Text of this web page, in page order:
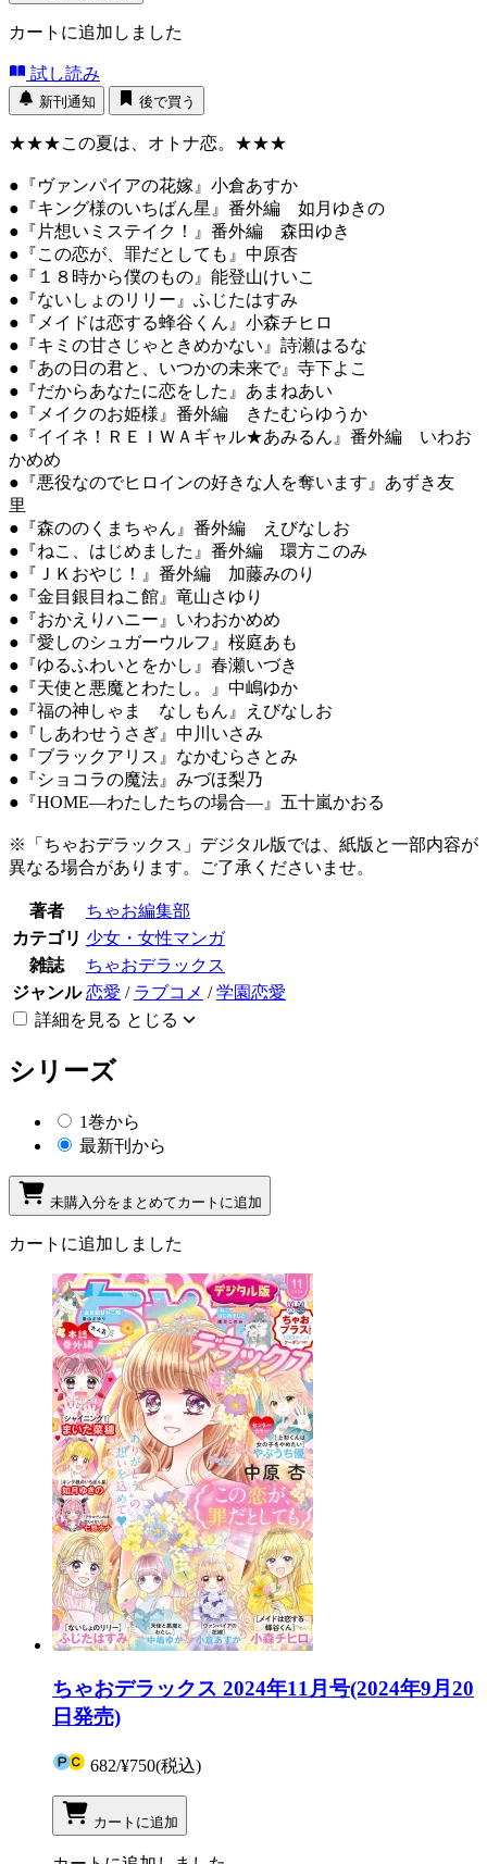
カートに追加しました
試し読み
新刊通知 後で買う
★★★この夏は、オトナ恋。★★★
●『ヴァンパイアの花嫁』小倉あすか
●『キング様のいちばん星』番外編 如月ゆきの
●『片想いミステイク！』番外編 森田ゆき
●『この恋が、罪だとしても』中原杏
●『１８時から僕のもの』能登山けいこ
●『ないしょのリリー』ふじたはすみ
●『メイドは恋する蜂谷くん』小森チヒロ
●『キミの甘さじゃときめかない』詩瀬はるな
●『あの日の君と、いつかの未来で』寺下よこ
●『だからあなたに恋をした』あまねあい
●『メイクのお姫様』番外編 きたむらゆうか
●『イイネ！ＲＥＩＷＡギャル★あみるん』番外編 いわお
かめめ
●『悪役なのでヒロインの好きな人を奪います』あずき友
里
●『森ののくまちゃん』番外編 えびなしお
●『ねこ、はじめました』番外編 環方このみ
●『ＪＫおやじ！』番外編 加藤みのり
●『金目銀目ねこ館』竜山さゆり
●『おかえりハニー』いわおかめめ
●『愛しのシュガーウルフ』桜庭あも
●『ゆるふわいとをかし』春瀬いづき
●『天使と悪魔とわたし。』中嶋ゆか
●『福の神しゃま なしもん』えびなしお
●『しあわせうさぎ』中川いさみ
●『ブラックアリス』なかむらさとみ
●『ショコラの魔法』みづほ梨乃
●『HOME―わたしたちの場合―』五十嵐かおる
※「ちゃおデラックス」デジタル版では、紙版と一部内容が
異なる場合があります。ご了承くださいませ。
著者
ちゃお編集部
カテゴリ 少女・女性マンガ
雑誌
ちゃおデラックス
ジャンル 恋愛 / ラブコメ /学園恋愛
詳細を見る とじる
シリーズ
1巻から
最新刊から
未購入分をまとめてカートに追加
カートに追加しました
ちゃおデラックス 2024年11月号(2024年9月20
日発売)
682/¥750(税込)
カートに追加